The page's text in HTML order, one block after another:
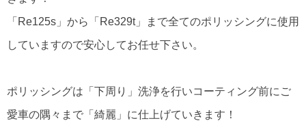
「Re125s」から「Re329t」まで全てのポリッシングに使用
していますので安心してお任せ下さい。
ポリッシングは「下周り」洗浄を行いコーティング前にご
愛車の隅々まで「綺麗」に仕上げていきます！